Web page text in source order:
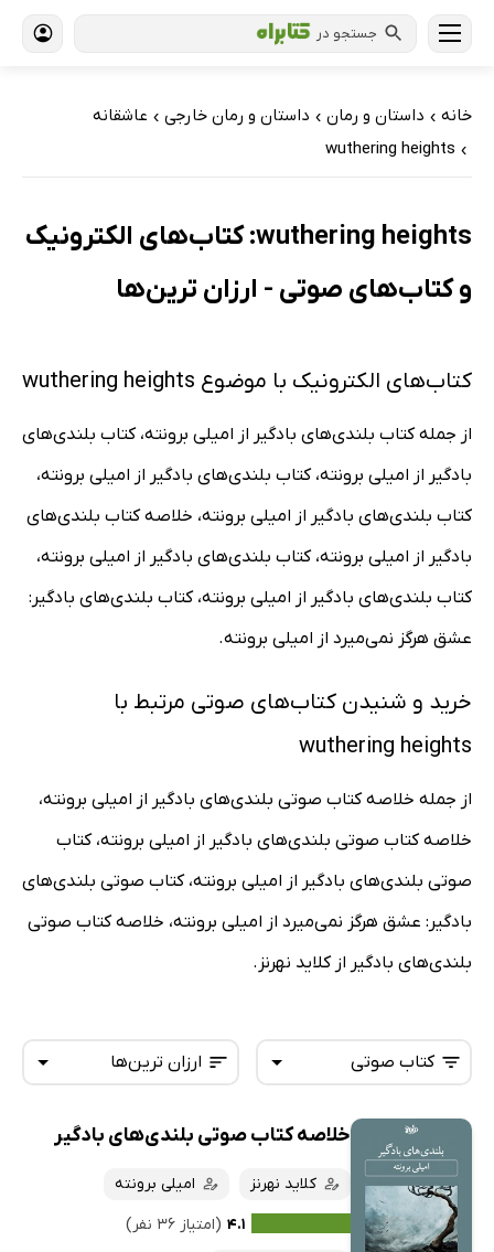
جستجو در
خانه › داستان و رمان › داستان و رمان خارجی › عاشقانه
›
wuthering heights
wuthering heights: کتاب‌های الکترونیک
و کتاب‌های صوتی - ارزان ترین‌ها
کتاب‌های الکترونیک با موضوع wuthering heights
از جمله کتاب بلندی‌های بادگیر از امیلی برونته، کتاب بلندی‌های
بادگیر از امیلی برونته، کتاب بلندی‌های بادگیر از امیلی برونته،
کتاب بلندی‌های بادگیر از امیلی برونته، خلاصه کتاب بلندی‌های
بادگیر از امیلی برونته، کتاب بلندی‌های بادگیر از امیلی برونته،
کتاب بلندی‌های بادگیر از امیلی برونته، کتاب بلندی‌های بادگیر:
عشق هرگز نمی‌میرد از امیلی برونته.
خرید و شنیدن کتاب‌های صوتی مرتبط با
wuthering heights
از جمله خلاصه کتاب صوتی بلندی‌های بادگیر از امیلی برونته،
خلاصه کتاب صوتی بلندی‌های بادگیر از امیلی برونته، کتاب
صوتی بلندی‌های بادگیر از امیلی برونته، کتاب صوتی بلندی‌های
بادگیر: عشق هرگز نمی‌میرد از امیلی برونته، خلاصه کتاب صوتی
بلندی‌های بادگیر از کلاید نهرنز.
ارزان ترین‌ها
تازه‌ها
داغ‌ترین‌ها
پرفروش‌ها
کتاب صوتی
همه کتاب‌ها
کتاب‌های صوتی
کتاب‌های متنی
خلاصه کتاب صوتی بلندی‌های بادگیر
کلاید نهرنز
امیلی برونته
۴.۱ (امتیاز ۳۶ نفر)